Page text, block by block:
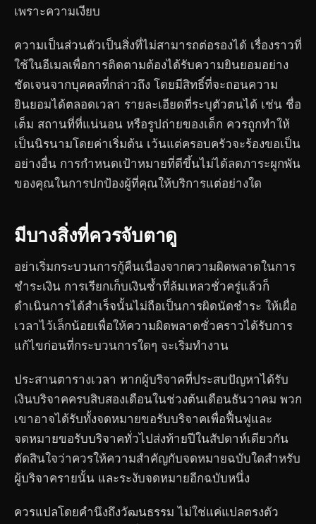
เพราะความเงียบ
ความเป็นส่วนตัวเป็นสิ่งที่ไม่สามารถต่อรองได้ เรื่องราวที่
ใช้ในอีเมลเพื่อการติดตามต้องได้รับความยินยอมอย่าง
ชัดเจนจากบุคคลที่กล่าวถึง โดยมีสิทธิ์ที่จะถอนความ
ยินยอมได้ตลอดเวลา รายละเอียดที่ระบุตัวตนได้ เช่น ชื่อ
เต็ม สถานที่ที่แน่นอน หรือรูปถ่ายของเด็ก ควรถูกทำให้
เป็นนิรนามโดยค่าเริ่มต้น เว้นแต่ครอบครัวจะร้องขอเป็น
อย่างอื่น การกำหนดเป้าหมายที่ดีขึ้นไม่ได้ลดภาระผูกพัน
ของคุณในการปกป้องผู้ที่คุณให้บริการแต่อย่างใด
มีบางสิ่งที่ควรจับตาดู
อย่าเริ่มกระบวนการกู้คืนเนื่องจากความผิดพลาดในการ
ชำระเงิน การเรียกเก็บเงินซ้ำที่ล้มเหลวชั่วครู่แล้วก็
ดำเนินการได้สำเร็จนั้นไม่ถือเป็นการผิดนัดชำระ ให้เผื่อ
เวลาไว้เล็กน้อยเพื่อให้ความผิดพลาดชั่วคราวได้รับการ
แก้ไขก่อนที่กระบวนการใดๆ จะเริ่มทำงาน
ประสานตารางเวลา หากผู้บริจาคที่ประสบปัญหาได้รับ
เงินบริจาคครบสิบสองเดือนในช่วงต้นเดือนธันวาคม พวก
เขาอาจได้รับทั้งจดหมายขอรับบริจาคเพื่อฟื้นฟูและ
จดหมายขอรับบริจาคทั่วไปส่งท้ายปีในสัปดาห์เดียวกัน
ตัดสินใจว่าควรให้ความสำคัญกับจดหมายฉบับใดสำหรับ
ผู้บริจาครายนั้น และระงับจดหมายอีกฉบับหนึ่ง
ควรแปลโดยคำนึงถึงวัฒนธรรม ไม่ใช่แค่แปลตรงตัว